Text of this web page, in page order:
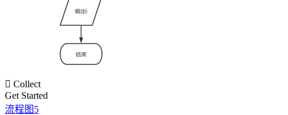
 Collect
Get Started
流程图5